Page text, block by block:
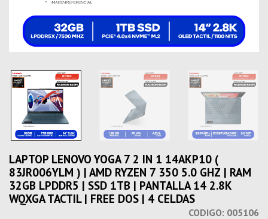
LAPTOP LENOVO YOGA 7 2 IN 1 14AKP10 (
83JR006YLM ) | AMD RYZEN 7 350 5.0 GHZ | RAM
32GB LPDDR5 | SSD 1TB | PANTALLA 14 2.8K
WQXGA TACTIL | FREE DOS | 4 CELDAS
CODIGO: 005106